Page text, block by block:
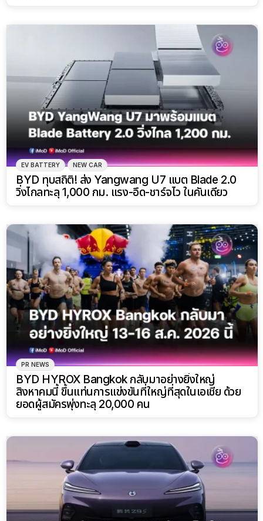
EV BATTERY NEW CAR
BYD ทุบสถิติ! ส่ง Yangwang U7 แบต Blade 2.0
วิ่งไกลทะลุ 1,000 กม. แรง-อึด-ชาร์จไว ในคันเดียว
PR NEWS
BYD HYROX Bangkok กลับมาอย่างยิ่งใหญ่
สิงหาคมนี้ ขึ้นแท่นการแข่งขันที่ใหญ่ที่สุดในเอเชีย ด้วย
ยอดผู้สมัครพุ่งทะลุ 20,000 คน